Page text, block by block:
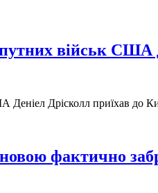
військ
Дрісколл приїхав до
фактично